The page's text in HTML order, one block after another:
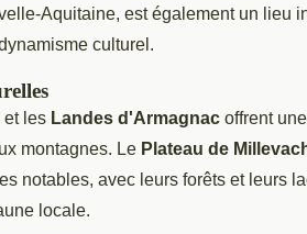
Aquitaine, est également un lieu
culturel.
et les Landes d'Armagnac offrent
montagnes. Le Plateau de
notables, avec leurs forêts et leurs
locale.